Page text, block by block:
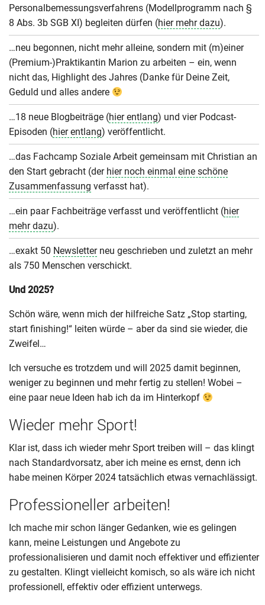
Personalbemessungsverfahrens (Modellprogramm nach §
8 Abs. 3b SGB XI) begleiten dürfen (hier mehr dazu).
…neu begonnen, nicht mehr alleine, sondern mit (m)einer
(Premium-)Praktikantin Marion zu arbeiten – ein, wenn
nicht das, Highlight des Jahres (Danke für Deine Zeit,
Geduld und alles andere
…18 neue Blogbeiträge (hier entlang) und vier Podcast-
Episoden (hier entlang) veröffentlicht.
…das Fachcamp Soziale Arbeit gemeinsam mit Christian an
den Start gebracht (der hier noch einmal eine schöne
Zusammenfassung verfasst hat).
…ein paar Fachbeiträge verfasst und veröffentlicht (hier
mehr dazu).
…exakt 50 Newsletterneu geschrieben und zuletzt an mehr
als 750 Menschen verschickt.
Und 2025?
Schön wäre, wenn mich der hilfreiche Satz „Stop starting,
start finishing!“ leiten würde – aber da sind sie wieder, die
Zweifel…
Ich versuche es trotzdem und will 2025 damit beginnen,
weniger zu beginnen und mehr fertig zu stellen! Wobei –
eine paar neue Ideen hab ich da im Hinterkopf
Wieder mehr Sport!
Klar ist, dass ich wieder mehr Sport treiben will – das klingt
nach Standardvorsatz, aber ich meine es ernst, denn ich
habe meinen Körper 2024 tatsächlich etwas vernachlässigt.
Professioneller arbeiten!
Ich mache mir schon länger Gedanken, wie es gelingen
kann, meine Leistungen und Angebote zu
professionalisieren und damit noch effektiver und effizienter
zu gestalten. Klingt vielleicht komisch, so als wäre ich nicht
professionell, effektiv oder effizient unterwegs.